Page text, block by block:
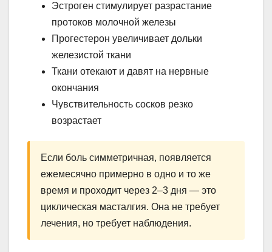
Эстроген стимулирует разрастание
протоков молочной железы
Прогестерон увеличивает дольки
железистой ткани
Ткани отекают и давят на нервные
окончания
Чувствительность сосков резко
возрастает
Если боль симметричная, появляется
ежемесячно примерно в одно и то же
время и проходит через 2–3 дня — это
циклическая масталгия. Она не требует
лечения, но требует наблюдения.